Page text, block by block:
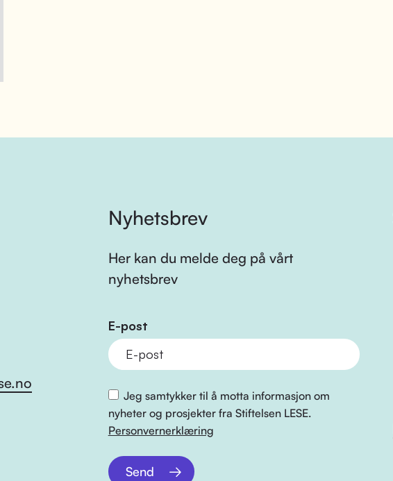
Nyhetsbrev
Her kan du melde deg på vårt
nyhetsbrev
E-post
Jeg samtykker til å motta informasjon om
nyheter og prosjekter fra Stiftelsen LESE.
Personvernerklæring
Send